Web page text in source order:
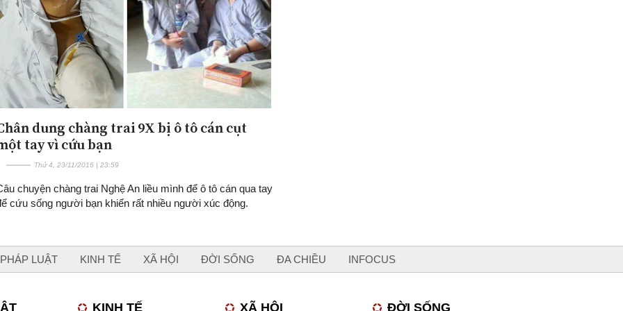
dung chàng trai 9X bị ô tô cán cụt
tay vì cứu bạn
Thứ 4, 23/11/2016 | 23:59
chuyện chàng trai Nghệ An liều mình để ô tô cán qua tay
cứu sống người bạn khiến rất nhiều người xúc động.
PHÁP LUẬT KINH TẾ XÃ HỘI ĐỜI SỐNG ĐA CHIỀU INFOCUS
KINH TẾ XÃ HỘI ĐỜI SỐNG